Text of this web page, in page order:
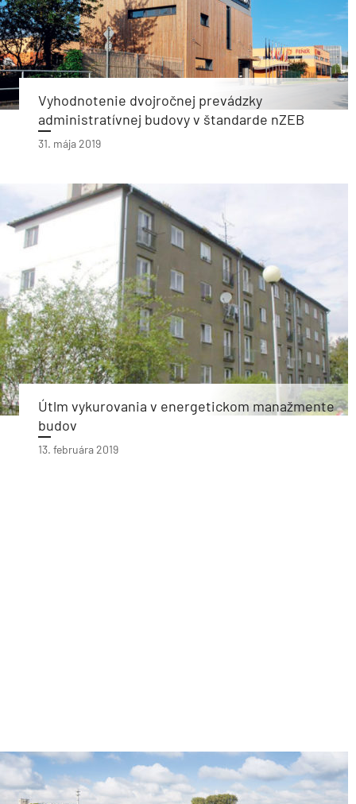
Vyhodnotenie dvojročnej prevádzky
administratívnej budovy v štandarde nZEB
31. mája 2019
Útlm vykurovania v energetickom manažmente
budov
13. februára 2019